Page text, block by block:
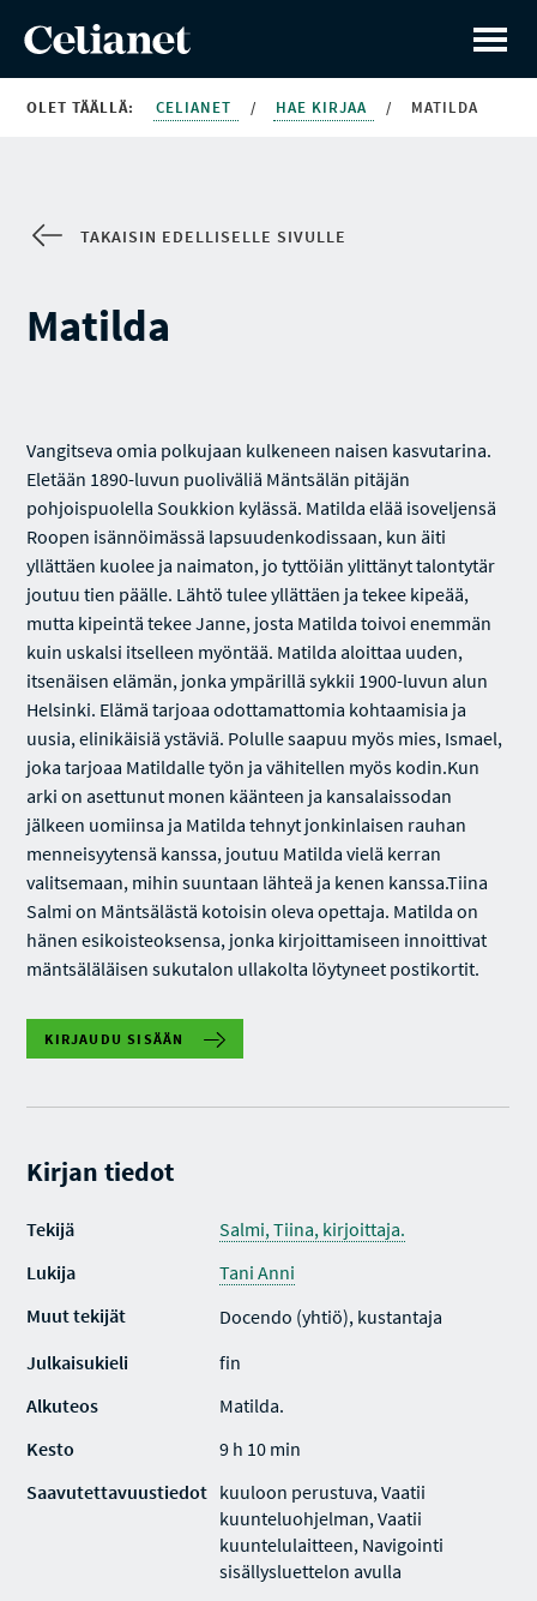
OLET TÄÄLLÄ: CELIANET / HAE KIRJAA / MATILDA
TAKAISIN EDELLISELLE SIVULLE
Matilda
Vangitseva omia ­polkujaan kulkeneen naisen kasvutarina.
Eletään 1890-luvun puoliväliä Mäntsälän pitäjän
pohjoispuolella Soukkion kylässä. Matilda elää isoveljensä
Roopen isännöimässä lapsuudenkodissaan, kun äiti
yllättäen kuolee ja naimaton, jo tyttöiän ylittänyt talontytär
joutuu tien päälle. Lähtö tulee yllättäen ja tekee kipeää,
mutta kipeintä tekee Janne, josta Matilda toivoi enemmän
kuin uskalsi itselleen myöntää. Matilda aloittaa uuden,
itsenäisen elämän, jonka ympärillä sykkii 1900-luvun alun
Helsinki. Elämä tarjoaa odottamattomia kohtaamisia ja
uusia, elinikäisiä ystäviä. Polulle saapuu myös mies, Ismael,
joka tarjoaa Matildalle työn ja vähitellen myös kodin.Kun
arki on asettunut monen käänteen ja kansalaissodan
jälkeen uomiinsa ja Matilda tehnyt jonkinlaisen rauhan
menneisyytensä kanssa, joutuu Matilda vielä kerran
valitsemaan, mihin suuntaan lähteä ja kenen kanssa.Tiina
Salmi on Mäntsälästä kotoisin oleva opettaja. Matilda on
hänen esikoisteoksensa, jonka kirjoittamiseen innoittivat
mäntsäläläisen sukutalon ullakolta löytyneet postikortit.
KIRJAUDU SISÄÄN
Kirjan tiedot
Tekijä
Salmi, Tiina, kirjoittaja.
Lukija
Tani Anni
Muut tekijät
Docendo (yhtiö), kustantaja
Julkaisukieli
fin
Alkuteos
Matilda.
Kesto
9 h 10 min
Saavutettavuustiedot kuuloon perustuva, Vaatii
kuunteluohjelman, Vaatii
kuuntelulaitteen, Navigointi
sisällysluettelon avulla